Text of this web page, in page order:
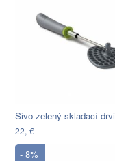
22,-€
- 8%